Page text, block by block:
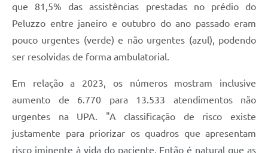
que 81,5% das assistências prestadas no prédio do
Peluzzo entre janeiro e outubro do ano passado eram
pouco urgentes (verde) e não urgentes (azul), podendo
ser resolvidas de forma ambulatorial.
Em relação a 2023, os números mostram inclusive
aumento de 6.770 para 13.533 atendimentos não
urgentes na UPA. "A classificação de risco existe
justamente para priorizar os quadros que apresentam
risco iminente à vida do paciente. Então é natural que as